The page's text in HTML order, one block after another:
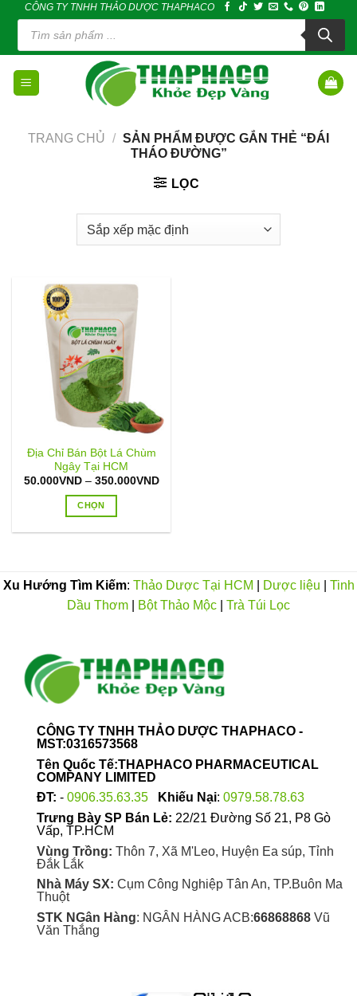
content
CÔNG TY TNHH THẢO DƯỢC THAPHACO
Tìm
kiếm
phẩm
TRANG CHỦ / SẢN PHẨM ĐƯỢC GẮN THẺ “ĐÁI
THÁO ĐƯỜNG”
LỌC
Địa Chỉ Bán Bột Lá Chùm
Ngây Tại HCM
50.000VND – 350.000VNDKhoảng
350.000VND
CHỌN
nhiều
biến
tùy
chọn
có
được
chọn
trên
trang
sản
Xu Hướng Tìm Kiếm: Thảo Dược Tại HCM Dược liệu
Tinh
Dầu Thơm
Bột Thảo Mộc Trà Túi Lọc
CÔNG TY TNHH THẢO DƯỢC THAPHACO -
MST:0316573568
Tên Quốc Tế:THAPHACO PHARMACEUTICAL
COMPANY LIMITED
ĐT: - 0906.35.63.35 Khiếu Nại: 0979.58.78.63
Trưng Bày SP Bán Lẻ: 22/21 Đường Số 21, P8 Gò
Vấp, TP.HCM
Vùng Trồng: Thôn 7, Xã M'Leo, Huyện Ea súp, Tỉnh
Đắk Lắk
Nhà Máy SX: Cụm Công Nghiệp Tân An, TP.Buôn Ma
Thuột
STK NGân Hàng: NGÂN HÀNG ACB:66868868Vũ
Văn Thắng